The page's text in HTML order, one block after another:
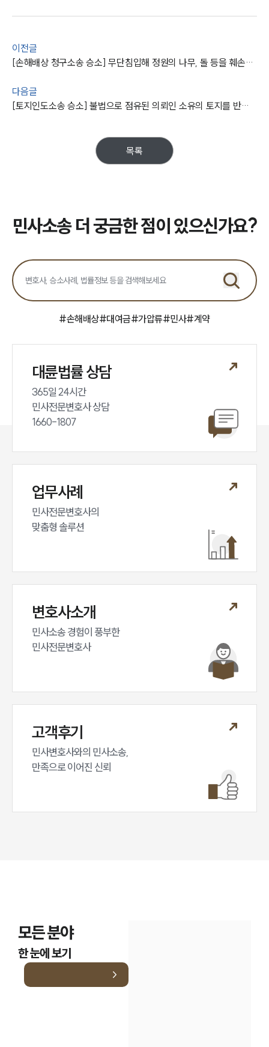
법률지식인
고객후기
업무분야
전체
언론보도
공지사항
법률 블로그
뉴스레터/브로슈어
대륜법률상담예약
이전글
[손해배상 청구소송 승소] 무단침입해 정원의 나무, 돌 등을 훼손한 피고에게 배상금 받아냄
다음글
[토지인도소송 승소] 불법으로 점유된 의뢰인 소유의 토지를 반환받음
목록
민사소송 더 궁금한 점이 있으신가요?
#손해배상#대여금#가압류#민사#계약
대륜법률 상담
365일 24시간
민사전문변호사 상담
1660-1807
업무사례
민사전문변호사의
맞춤형 솔루션
변호사소개
민사소송 경험이 풍부한
민사전문변호사
고객후기
민사변호사와의 민사소송,
만족으로 이어진 신뢰
모든 분야
한 눈에 보기